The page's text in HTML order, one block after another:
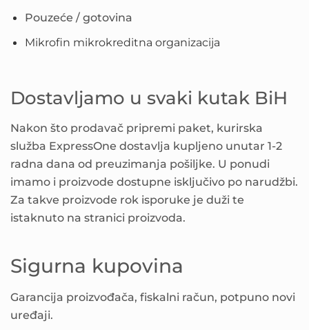
Pouzeće / gotovina
Mikrofin mikrokreditna organizacija
Dostavljamo u svaki kutak BiH
Nakon što prodavač pripremi paket, kurirska
služba ExpressOne dostavlja kupljeno unutar 1-2
radna dana od preuzimanja pošiljke. U ponudi
imamo i proizvode dostupne isključivo po narudžbi.
Za takve proizvode rok isporuke je duži te
istaknuto na stranici proizvoda.
Sigurna kupovina
Garancija proizvođača, fiskalni račun, potpuno novi
uređaji.